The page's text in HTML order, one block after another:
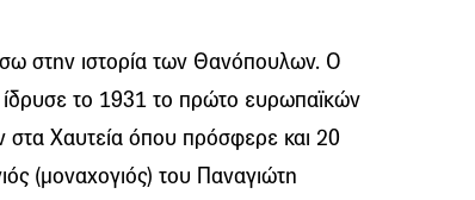
στην ιστορία των Θανόπουλων. Ο
το 1931 το πρώτο ευρωπαϊκών
Χαυτεία όπου πρόσφερε και 20
(μοναχογιός) του Παναγιώτη